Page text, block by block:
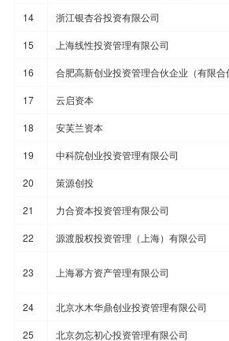
14 浙江银杏谷投资有限公司
15 上海线性投资管理有限公司
16 合肥高新创业投资管理合伙企业（有限合
17 云启资本
18 安芙兰资本
19 中科院创业投资管理有限公司
20 策源创投
21 力合资本投资管理有限公司
22 源渡股权投资管理（上海）有限公司
23 上海幂方资产管理有限公司
24 北京水木华鼎创业投资管理有限公司
25 北京勿忘初心投资管理有限公司